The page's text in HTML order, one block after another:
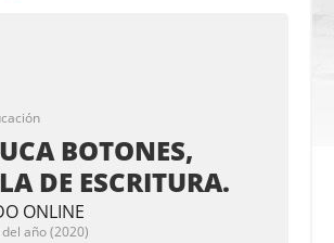
BOTONES,
DE ESCRITURA.
ONLINE
año (2020)